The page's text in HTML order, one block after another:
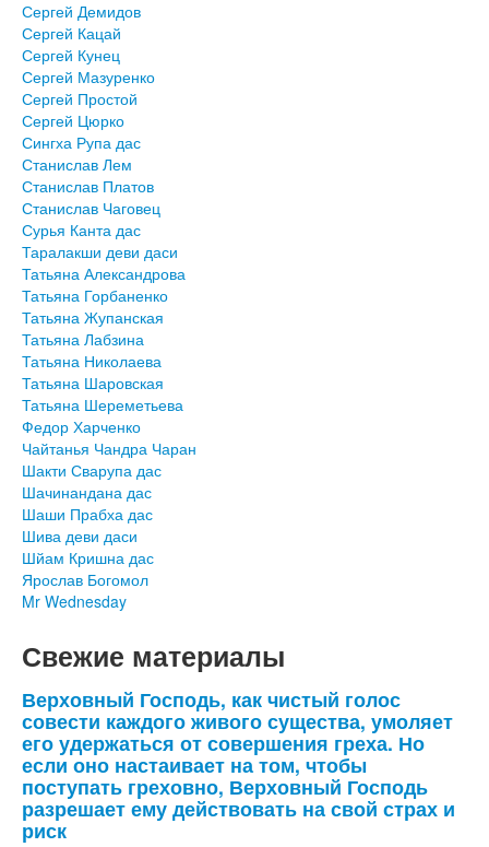
Сергей Демидов
Сергей Кацай
Сергей Кунец
Сергей Мазуренко
Сергей Простой
Сергей Цюрко
Сингха Рупа дас
Станислав Лем
Станислав Платов
Станислав Чаговец
Сурья Канта дас
Таралакши деви даси
Татьяна Александрова
Татьяна Горбаненко
Татьяна Жупанская
Татьяна Лабзина
Татьяна Николаева
Татьяна Шаровская
Татьяна Шереметьева
Федор Харченко
Чайтанья Чандра Чаран
Шакти Сварупа дас
Шачинандана дас
Шаши Прабха дас
Шива деви даси
Шйам Кришна дас
Ярослав Богомол
Mr Wednesday
Свежие материалы
Верховный Господь, как чистый голос
совести каждого живого существа, умоляет
его удержаться от совершения греха. Но
если оно настаивает на том, чтобы
поступать греховно, Верховный Господь
разрешает ему действовать на свой страх и
риск